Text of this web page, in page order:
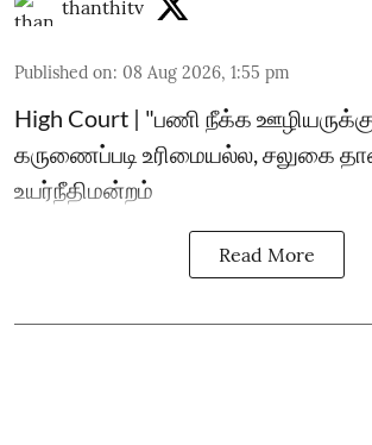
thanthitv
Published on: 08 Aug 2026, 1:55 pm
High Court | "பணி நீக்க
கருணைப்படி உரிமையல்ல, சலுகை
உயர்நீதிமன்றம்
Read More